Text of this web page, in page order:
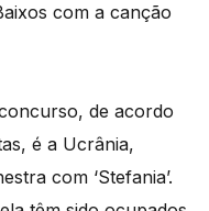
com a canção
de acordo
é a Ucrânia,
com ‘Stefania’.